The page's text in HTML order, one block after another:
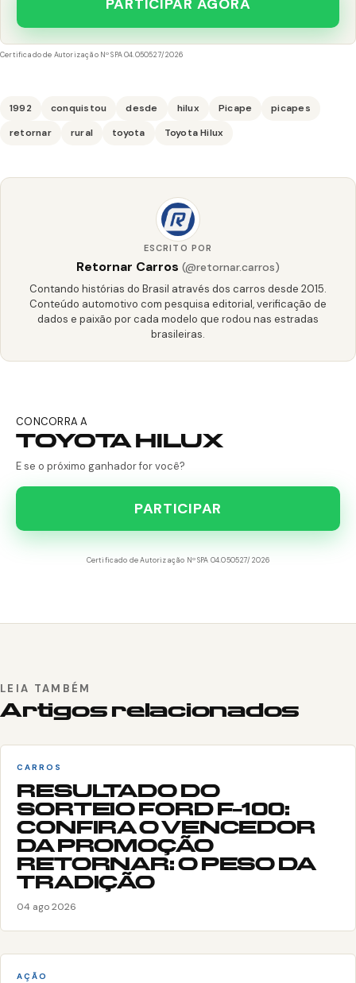
PARTICIPAR AGORA
Certificado de Autorização Nº SPA 04.050527/2026
1992 conquistou desde hilux Picape
picapes
retornar
rural toyota Toyota Hilux
ESCRITO POR
Retornar Carros (@retornar.carros)
Contando histórias do Brasil através dos carros desde 2015.
Conteúdo automotivo com pesquisa editorial, verificação de
dados e paixão por cada modelo que rodou nas estradas
brasileiras.
CONCORRA A
TOYOTA HILUX
E se o próximo ganhador for você?
PARTICIPAR
Certificado de Autorização Nº SPA 04.050527/2026
LEIA TAMBÉM
Artigos relacionados
CARROS
RESULTADO DO
SORTEIO FORD F-100:
CONFIRA O VENCEDOR
DA PROMOÇÃO
RETORNAR: O PESO DA
TRADIÇÃO
04 ago 2026
AÇÃO